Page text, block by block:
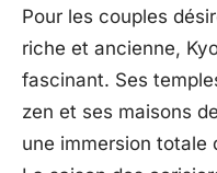
Pour les couples
riche et ancienne,
fascinant. Ses
zen et ses maisons
une immersion totale